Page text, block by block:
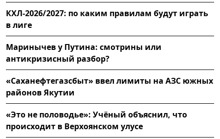
КХЛ-2026/2027: по каким правилам будут играть
в лиге
Маринычев у Путина: смотрины или
антикризисный разбор?
«Саханефтегазсбыт» ввел лимиты на АЗС южных
районов Якутии
«Это не половодье»: Учёный объяснил, что
происходит в Верхоянском улусе